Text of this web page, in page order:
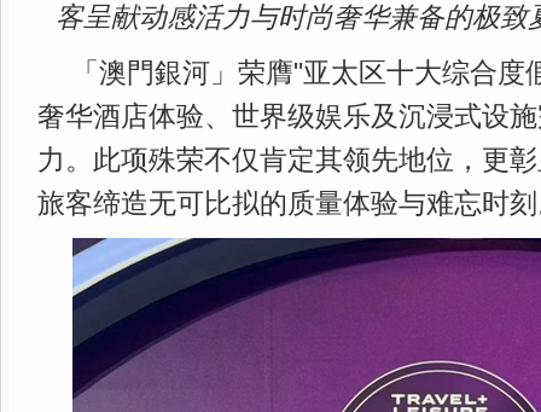
客呈献动感活力与时尚奢华兼备的极致
「澳門銀河」荣膺"亚太区十大综合
奢华酒店体验、世界级娱乐及沉浸式设
力。此项殊荣不仅肯定其领先地位，更
旅客缔造无可比拟的质量体验与难忘时